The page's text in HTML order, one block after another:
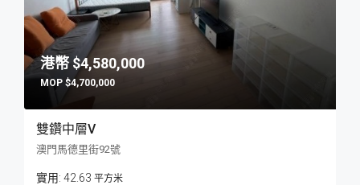
$4,580,000
$4,700,000
雙鑽中層V
澳門馬德里街92號
42.63 平方米